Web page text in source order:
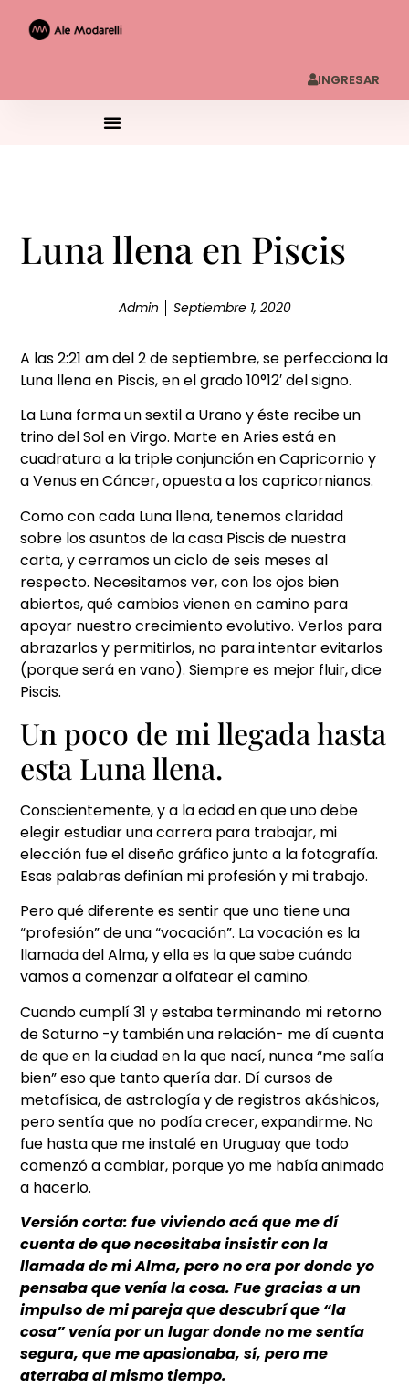
INGRESAR
Luna llena en Piscis
Admin Septiembre 1, 2020
A las 2:21 am del 2 de septiembre, se perfecciona la
Luna llena en Piscis, en el grado 10°12′ del signo.
La Luna forma un sextil a Urano y éste recibe un
trino del Sol en Virgo. Marte en Aries está en
cuadratura a la triple conjunción en Capricornio y
a Venus en Cáncer, opuesta a los capricornianos.
Como con cada Luna llena, tenemos claridad
sobre los asuntos de la casa Piscis de nuestra
carta, y cerramos un ciclo de seis meses al
respecto. Necesitamos ver, con los ojos bien
abiertos, qué cambios vienen en camino para
apoyar nuestro crecimiento evolutivo. Verlos para
abrazarlos y permitirlos, no para intentar evitarlos
(porque será en vano). Siempre es mejor fluir, dice
Piscis.
Un poco de mi llegada hasta
esta Luna llena.
Conscientemente, y a la edad en que uno debe
elegir estudiar una carrera para trabajar, mi
elección fue el diseño gráfico junto a la fotografía.
Esas palabras definían mi profesión y mi trabajo.
Pero qué diferente es sentir que uno tiene una
“profesión” de una “vocación”. La vocación es la
llamada del Alma, y ella es la que sabe cuándo
vamos a comenzar a olfatear el camino.
Cuando cumplí 31 y estaba terminando mi retorno
de Saturno -y también una relación- me dí cuenta
de que en la ciudad en la que nací, nunca “me salía
bien” eso que tanto quería dar. Dí cursos de
metafísica, de astrología y de registros akáshicos,
pero sentía que no podía crecer, expandirme. No
fue hasta que me instalé en Uruguay que todo
comenzó a cambiar, porque yo me había animado
a hacerlo.
Versión corta: fue viviendo acá que me dí
cuenta de que necesitaba insistir con la
llamada de mi Alma, pero no era por donde yo
pensaba que venía la cosa. Fue gracias a un
impulso de mi pareja que descubrí que “la
cosa” venía por un lugar donde no me sentía
segura, que me apasionaba, sí, pero me
aterraba al mismo tiempo.